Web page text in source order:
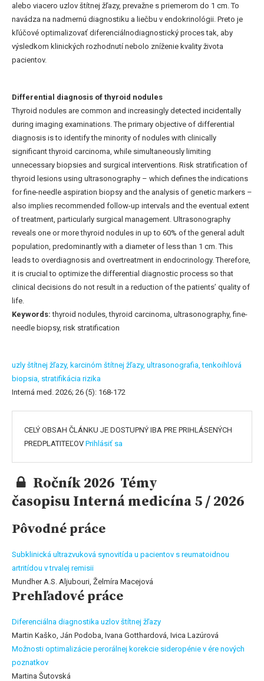
alebo viacero uzlov štítnej žľazy, prevažne s priemerom do 1 cm. To
navádza na nadmernú diagnostiku a liečbu v endokrinológii. Preto je
kľúčové optimalizovať diferenciálnodiagnostický proces tak, aby
výsledkom klinických rozhodnutí nebolo zníženie kvality života
pacientov.
Differential diagnosis of thyroid nodules
Thyroid nodules are common and increasingly detected incidentally
during imaging examinations. The primary objective of differential
diagnosis is to identify the minority of nodules with clinically
significant thyroid carcinoma, while simultaneously limiting
unnecessary biopsies and surgical interventions. Risk stratification of
thyroid lesions using ultrasonography – which defines the indications
for fine-needle aspiration biopsy and the analysis of genetic markers –
also implies recommended follow-up intervals and the eventual extent
of treatment, particularly surgical management. Ultrasonography
reveals one or more thyroid nodules in up to 60% of the general adult
population, predominantly with a diameter of less than 1 cm. This
leads to overdiagnosis and overtreatment in endocrinology. Therefore,
it is crucial to optimize the differential diagnostic process so that
clinical decisions do not result in a reduction of the patients’ quality of
life.
Keywords: thyroid nodules, thyroid carcinoma, ultrasonography, fine-
needle biopsy, risk stratification
uzly štítnej žľazy, karcinóm štítnej žľazy, ultrasonografia,tenkoihlová
biopsia, stratifikácia rizika
Interná med. 2026; 26 (5): 168-172
CELÝ OBSAH ČLÁNKU JE DOSTUPNÝ IBA PRE PRIHLÁSENÝCH
PREDPLATITEĽOV Prihlásiť sa
Ročník 2026 Témy
časopisu Interná medicína 5 / 2026
Pôvodné práce
Subklinická ultrazvuková synovitída u pacientov s reumatoidnou
artritídou v trvalej remisii
Mundher A.S. Aljubouri, Želmíra Macejová
Prehľadové práce
Diferenciálna diagnostika uzlov štítnej žľazy
Martin Kaško, Ján Podoba, Ivana Gotthardová, Ivica Lazúrová
Možnosti optimalizácie perorálnej korekcie sideropénie v ére nových
poznatkov
Martina Šutovská